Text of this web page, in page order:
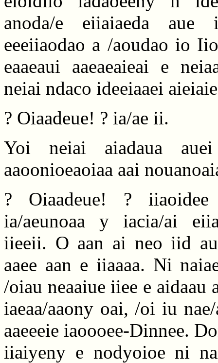
anoda/e eiiaiaeda aue
eeeiiaodao a /aoudao io
eaaeaui aaeaeaieai e
neiai ndaco ideeiaaei
? Oiaadeue! ? ia/ae ii.
Yoi neiai aiadaua
aaoonioeaoiaa aai
? Oiaadeue! ?
ia/aeunoaa y iacia/ai
iieeii. O aan ai neo iid
aaee aan e iiaaaa. Ni
/oiau neaaiue iiee e aidaau
iaeaa/aaony oai, /oi iu
aaeeeie iaoooee-Dinnee.
iiaiyeny e nodyoioe ni